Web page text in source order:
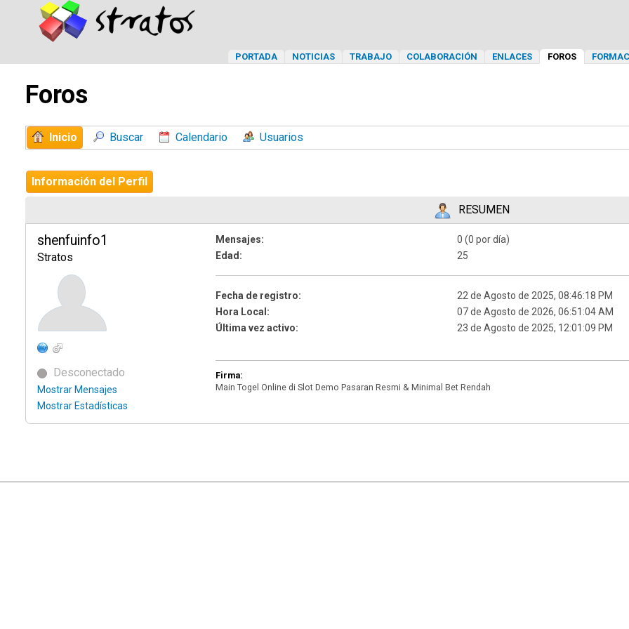
PORTADA NOTICIAS TRABAJO COLABORACIÓN ENLACES FOROS
Foros
Inicio Buscar Calendario Usuarios
Información del Perfil
RESUMEN
shenfuinfo1
Stratos
Desconectado
Mostrar Mensajes
Mostrar Estadísticas
Mensajes:
0 (0 por día)
Edad:
25
Fecha de registro:
22 de Agosto de 2025, 08:46:18 PM
Hora Local:
07 de Agosto de 2026, 06:51:04 AM
Última vez activo:
23 de Agosto de 2025, 12:01:09 PM
Firma:
Main Togel Online di Slot Demo Pasaran Resmi & Minimal Bet Rendah